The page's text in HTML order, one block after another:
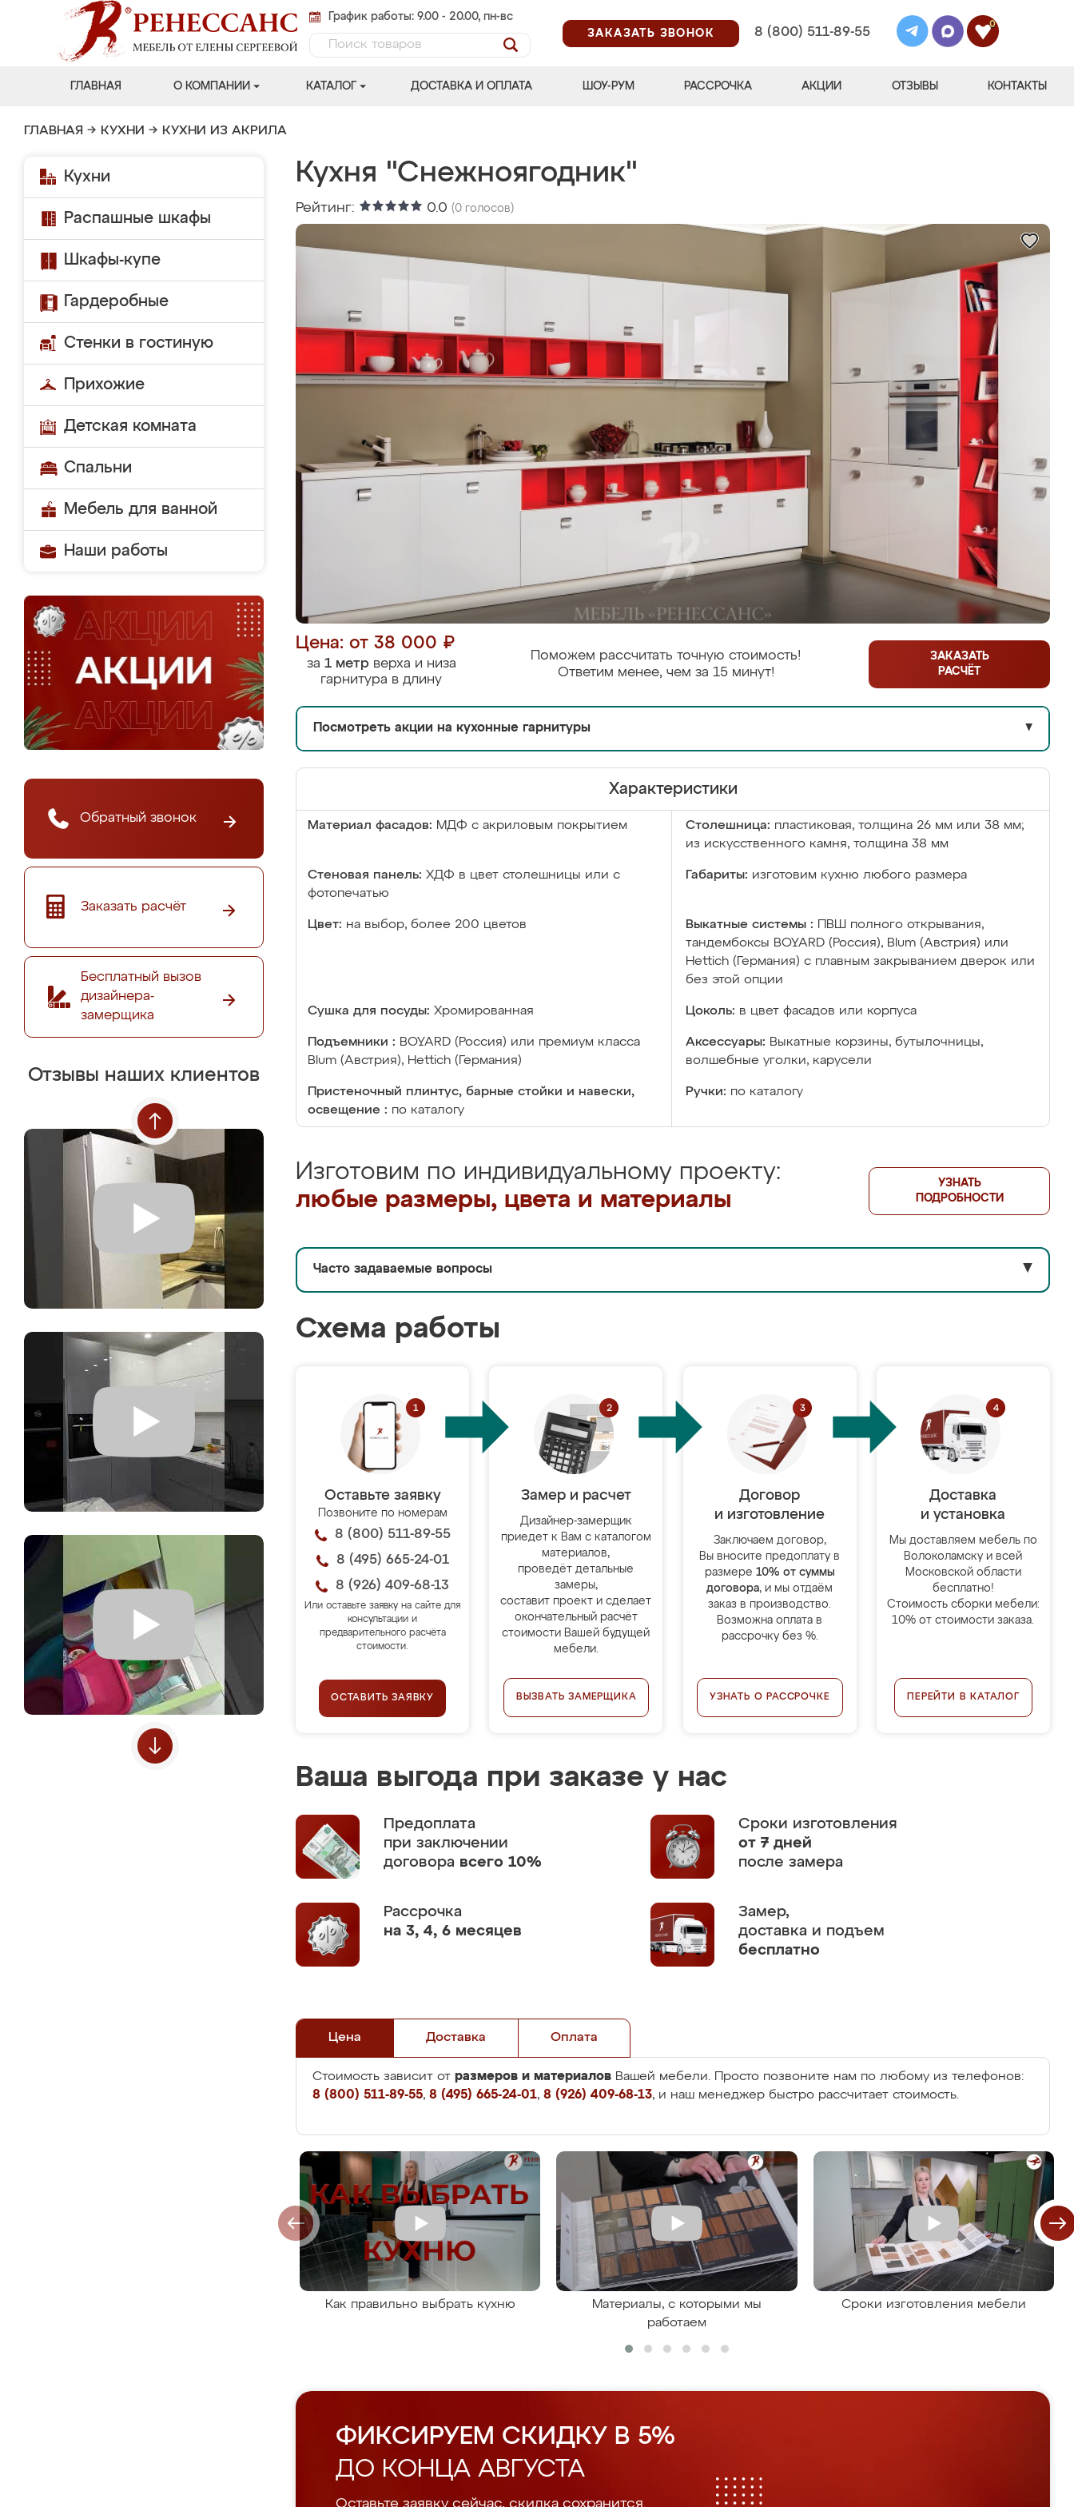
График работы: 9.00 - 20.00, пн-вс
ЗАКАЗАТЬ ЗВОНОК
8 (800) 511-89-55
0
ГЛАВНАЯ О КОМПАНИИ КАТАЛОГ ДОСТАВКА И ОПЛАТА ШОУ-РУМ РАССРОЧКА АКЦИИ ОТЗЫВЫ КОНТАКТЫ
ГЛАВНАЯ → КУХНИ → КУХНИ ИЗ АКРИЛА
Кухни
Распашные шкафы
Шкафы-купе
Гардеробные
Стенки в гостиную
Прихожие
Детская комната
Спальни
Мебель для ванной
Наши работы
Обратный звонок
Заказать расчёт
Бесплатный вызов
дизайнера-
замерщика
Отзывы наших клиентов
Кухня "Снежноягодник"
Рейтинг: 0.0 (0 голосов)
Цена: от 38 000 ₽
за 1 метрверха и низа
гарнитура в длину
Поможем рассчитать точную стоимость!
Ответим менее, чем за 15 минут!
ЗАКАЗАТЬ
РАСЧЁТ
Посмотреть акции на кухонные гарнитуры ▼
Характеристики
Материал фасадов: МДФ с акриловым покрытием Столешница: пластиковая, толщина 26 мм или 38 мм;
из искусственного камня, толщина 38 мм
Стеновая панель: ХДФ в цвет столешницы или с
фотопечатью
Габариты: изготовим кухню любого размера
Цвет: на выбор, более 200 цветов Выкатные системы :
ПВШ полного открывания,
тандембоксы BOYARD (Россия), Blum (Австрия) или
Hettich (Германия) с плавным закрыванием дверок или
без этой опции
Сушка для посуды: Хромированная Цоколь: в цвет фасадов или корпуса
Подъемники : BOYARD (Россия) или премиум класса
Blum (Австрия), Hettich (Германия)
Аксессуары: Выкатные корзины, бутылочницы,
волшебные уголки, карусели
Пристеночный плинтус, барные стойки и навески,
освещение : по каталогу
Ручки: по каталогу
Изготовим по индивидуальному проекту:
любые размеры, цвета и материалы
УЗНАТЬ
ПОДРОБНОСТИ
Часто задаваемые вопросы ▼
Схема работы
Оставьте заявку
Позвоните по номерам
8 (800) 511-89-55
8 (495) 665-24-01
8 (926) 409-68-13
Или оставьте заявку на сайте для
консультации и
предварительного расчёта
стоимости.
ОСТАВИТЬ ЗАЯВКУ
Замер и расчет
Дизайнер-замерщик
приедет к Вам с каталогом
материалов,
проведёт детальные
замеры,
составит проект и сделает
окончательный расчёт
стоимости Вашей будущей
мебели.
ВЫЗВАТЬ ЗАМЕРЩИКА
Договор
и изготовление
Заключаем договор,
Вы вносите предоплату в
размере 10% от суммы
договора, и мы отдаём
заказ в производство.
Возможна оплата в
рассрочку без %.
УЗНАТЬ О РАССРОЧКЕ
Доставка
и установка
Мы доставляем мебель по
Волоколамску и всей
Московской области
бесплатно!
Стоимость сборки мебели:
10% от стоимости заказа.
ПЕРЕЙТИ В КАТАЛОГ
Ваша выгода при заказе у нас
Предоплата
при заключении
договора всего 10%
Сроки изготовления
от 7 дней
после замера
Рассрочка
на 3, 4, 6 месяцев
Замер,
доставка и подъем
бесплатно
Цена Доставка Оплата
Стоимость зависит от размеров и материалов Вашей мебели. Просто позвоните нам по любому из телефонов:
8 (800) 511-89-55, 8 (495) 665-24-01, 8 (926) 409-68-13, и наш менеджер быстро рассчитает стоимость.
Как правильно выбрать кухню
Материалы, с которыми мы
работаем
Сроки изготовления мебели
ФИКСИРУЕМ СКИДКУ В 5%
ДО КОНЦА АВГУСТА
Оставьте заявку сейчас, скидка сохранится.